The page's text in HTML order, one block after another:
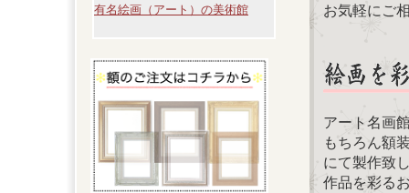
有名絵画（アート）の美術館
お気軽にご
アート名画
もちろん額
にて製作致
作品を彩る